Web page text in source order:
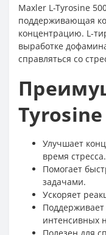
Maxler L-Tyrosine
поддерживающая
концентрацию. L-
выработке
справляться со
Tyrosine
Улучшает
время стресса.
Помогает
задачами.
Ускоряет
Поддерживает
интенсивных